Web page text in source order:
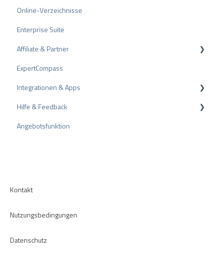
PRO Seal
Bewertungssiegel
Auszeichnungen
Online-Verzeichnisse
Enterprise Suite
Affiliate & Partner
Partnerprogramm
Empfehlung
ExpertCompass
Integrationen & Apps
CMS-Plugins
CRM-Plugins
Hilfe & Feedback
Fehlerbehebung
Angebotsfunktion
Kontakt
Nutzungsbedingungen
Datenschutz